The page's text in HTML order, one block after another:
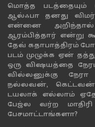
மொத்த
ஆல்ஃபா தனது
என்னை
ஆரம்பித்தார் என்று
தேவ் கதாபாத்திரம்
படம் முழுக்க ஏன்
ஒரு விஷயத்தை
வில்லனுக்கு நேரா
நல்லவன், கெட்டவன்னு
டயலாக் எல்லாம்
பேஜ்ல வர்ற
பேசமாட்டாங்களா?